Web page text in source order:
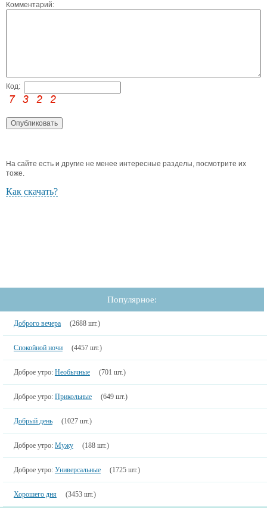
Комментарий:
Код:
На сайте есть и другие не менее интересные разделы, посмотрите их
тоже.
Как скачать?
Популярное:
Доброго вечера (2688 шт.)
Спокойной ночи (4457 шт.)
Доброе утро: Необычные (701 шт.)
Доброе утро: Прикольные (649 шт.)
Добрый день (1027 шт.)
Доброе утро: Мужу (188 шт.)
Доброе утро: Универсальные (1725 шт.)
Хорошего дня (3453 шт.)